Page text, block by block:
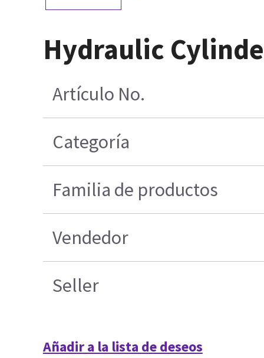
Hydraulic
Artículo No.
Categoría
Familia de productos
Vendedor
Seller
Añadir a la lista de deseos